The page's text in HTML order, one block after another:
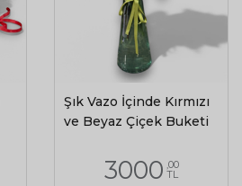
Şık Vazo İçinde Kırmızı
ve Beyaz Çiçek Buketi
3000 ,00
TL